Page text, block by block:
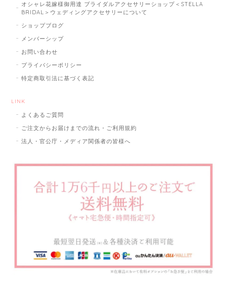
オシャレ花嫁様御用達 ブライダルアクセサリーショップ＜STELLA
BRIDAL＞ウェディングアクセサリーについて
ショップブログ
メンバーシップ
お問い合わせ
プライバシーポリシー
特定商取引法に基づく表記
LINK
よくあるご質問
ご注文からお届けまでの流れ・ご利用規約
法人・官公庁・メディア関係者の皆様へ